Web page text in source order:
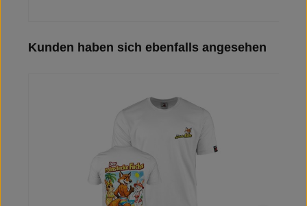
Produktgalerie überspringen
Kunden haben sich ebenfalls angesehen